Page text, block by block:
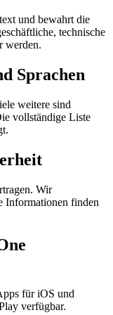
und bewahrt die
technische
werden.
Sprachen
weitere sind
vollständige Liste
Wir
Informationen finden
für iOS und
verfügbar.